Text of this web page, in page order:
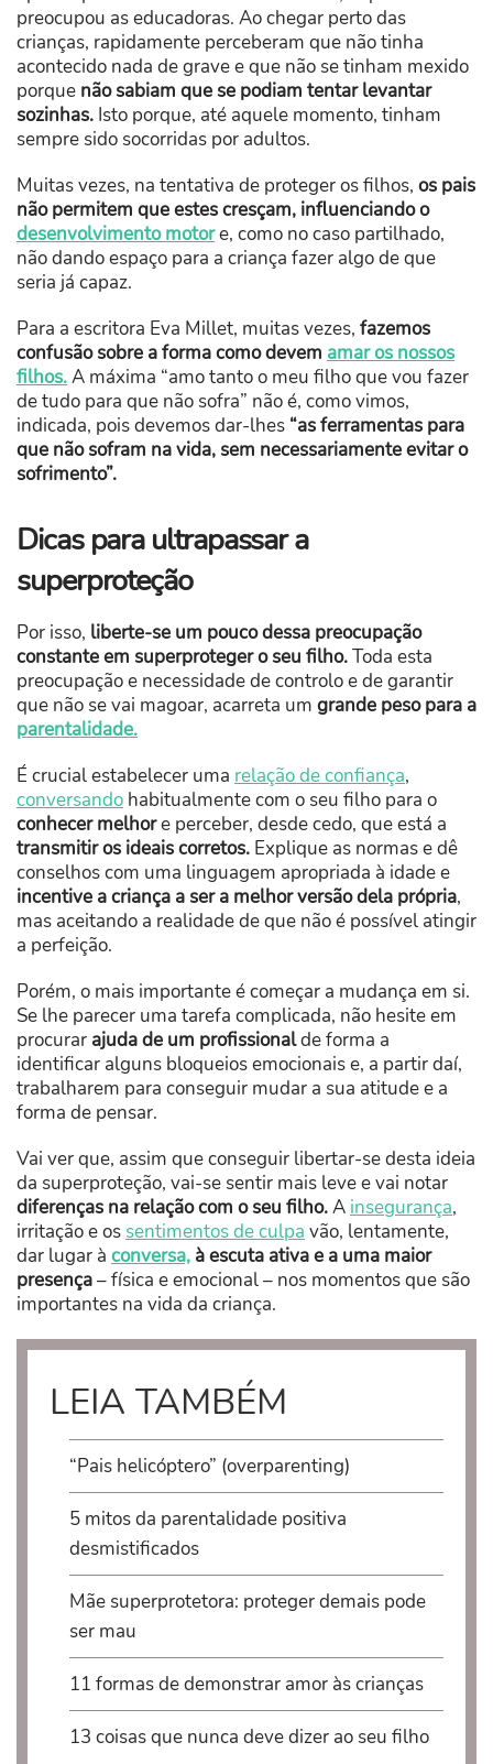
preocupou as educadoras. Ao chegar perto das
crianças, rapidamente perceberam que não tinha
acontecido nada de grave e que não se tinham mexido
porque não sabiam que se podiam tentar levantar
sozinhas. Isto porque, até aquele momento, tinham
sempre sido socorridas por adultos.
Muitas vezes, na tentativa de proteger os filhos, os pais
não permitem que estes cresçam, influenciando o
desenvolvimento motore, como no caso partilhado,
não dando espaço para a criança fazer algo de que
seria já capaz.
Para a escritora Eva Millet, muitas vezes, fazemos
confusão sobre a forma como devem amar os nossos
filhos.A máxima “amo tanto o meu filho que vou fazer
de tudo para que não sofra” não é, como vimos,
indicada, pois devemos dar-lhes “as ferramentas para
que não sofram na vida, sem necessariamente evitar o
sofrimento”.
Dicas para ultrapassar a
superproteção
Por isso, liberte-se um pouco dessa preocupação
constante em superproteger o seu filho.Toda esta
preocupação e necessidade de controlo e de garantir
que não se vai magoar, acarreta um grande peso para a
parentalidade.
É crucial estabelecer uma relação de confiança,
conversando habitualmente com o seu filho para o
conhecer melhore perceber, desde cedo, que está a
transmitir os ideais corretos. Explique as normas e dê
conselhos com uma linguagem apropriada à idade e
incentive a criança a ser a melhor versão dela própria,
mas aceitando a realidade de que não é possível atingir
a perfeição.
Porém, o mais importante é começar a mudança em si.
Se lhe parecer uma tarefa complicada, não hesite em
procurar ajuda de um profissionalde forma a
identificar alguns bloqueios emocionais e, a partir daí,
trabalharem para conseguir mudar a sua atitude e a
forma de pensar.
Vai ver que, assim que conseguir libertar-se desta ideia
da superproteção, vai-se sentir mais leve e vai notar
diferenças na relação com o seu filho.A insegurança,
irritação e os sentimentos de culpa vão, lentamente,
dar lugar à conversa, à escuta ativa e a uma maior
presença– física e emocional – nos momentos que são
importantes na vida da criança.
LEIA TAMBÉM
“Pais helicóptero” (overparenting)
5 mitos da parentalidade positiva
desmistificados
Mãe superprotetora: proteger demais pode
ser mau
11 formas de demonstrar amor às crianças
13 coisas que nunca deve dizer ao seu filho